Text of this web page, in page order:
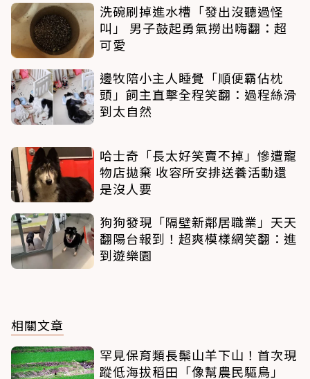
洗碗刷掉進水槽「發出沒聽過怪
叫」 男子鼓起勇氣撈出嗨翻：超
可愛
邊牧陪小主人睡覺「順便霸佔枕
頭」飼主直擊全程笑翻：過程絲滑
到太自然
哈士奇「長太好笑賣不掉」慘遭寵
物店拋棄 收容所安排送養活動還
是沒人要
狗狗發現「隔壁新鄰居職業」天天
翻陽台報到！超爽模樣網笑翻：進
到遊樂園
相關文章
罕見保育類長鬃山羊下山！首次現
蹤低海拔稻田「像幫農民驅鳥」